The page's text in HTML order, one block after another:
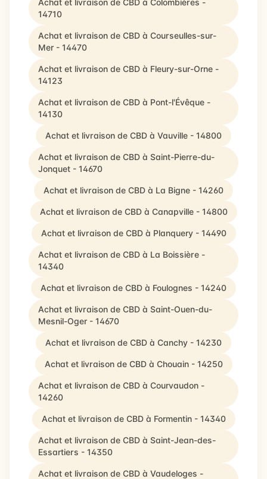
Achat et livraison de CBD à Colombières -
14710
Achat et livraison de CBD à Courseulles-sur-
Mer - 14470
Achat et livraison de CBD à Fleury-sur-Orne -
14123
Achat et livraison de CBD à Pont-l'Évêque -
14130
Achat et livraison de CBD à Vauville - 14800
Achat et livraison de CBD à Saint-Pierre-du-
Jonquet - 14670
Achat et livraison de CBD à La Bigne - 14260
Achat et livraison de CBD à Canapville - 14800
Achat et livraison de CBD à Planquery - 14490
Achat et livraison de CBD à La Boissière -
14340
Achat et livraison de CBD à Foulognes - 14240
Achat et livraison de CBD à Saint-Ouen-du-
Mesnil-Oger - 14670
Achat et livraison de CBD à Canchy - 14230
Achat et livraison de CBD à Chouain - 14250
Achat et livraison de CBD à Courvaudon -
14260
Achat et livraison de CBD à Formentin - 14340
Achat et livraison de CBD à Saint-Jean-des-
Essartiers - 14350
Achat et livraison de CBD à Vaudeloges -